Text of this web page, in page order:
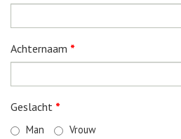
Achternaam *
Geslacht *
Man Vrouw